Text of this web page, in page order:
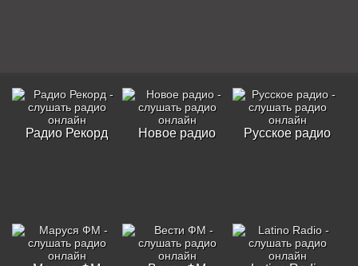
Радио Рекорд Новое радио Русское радио